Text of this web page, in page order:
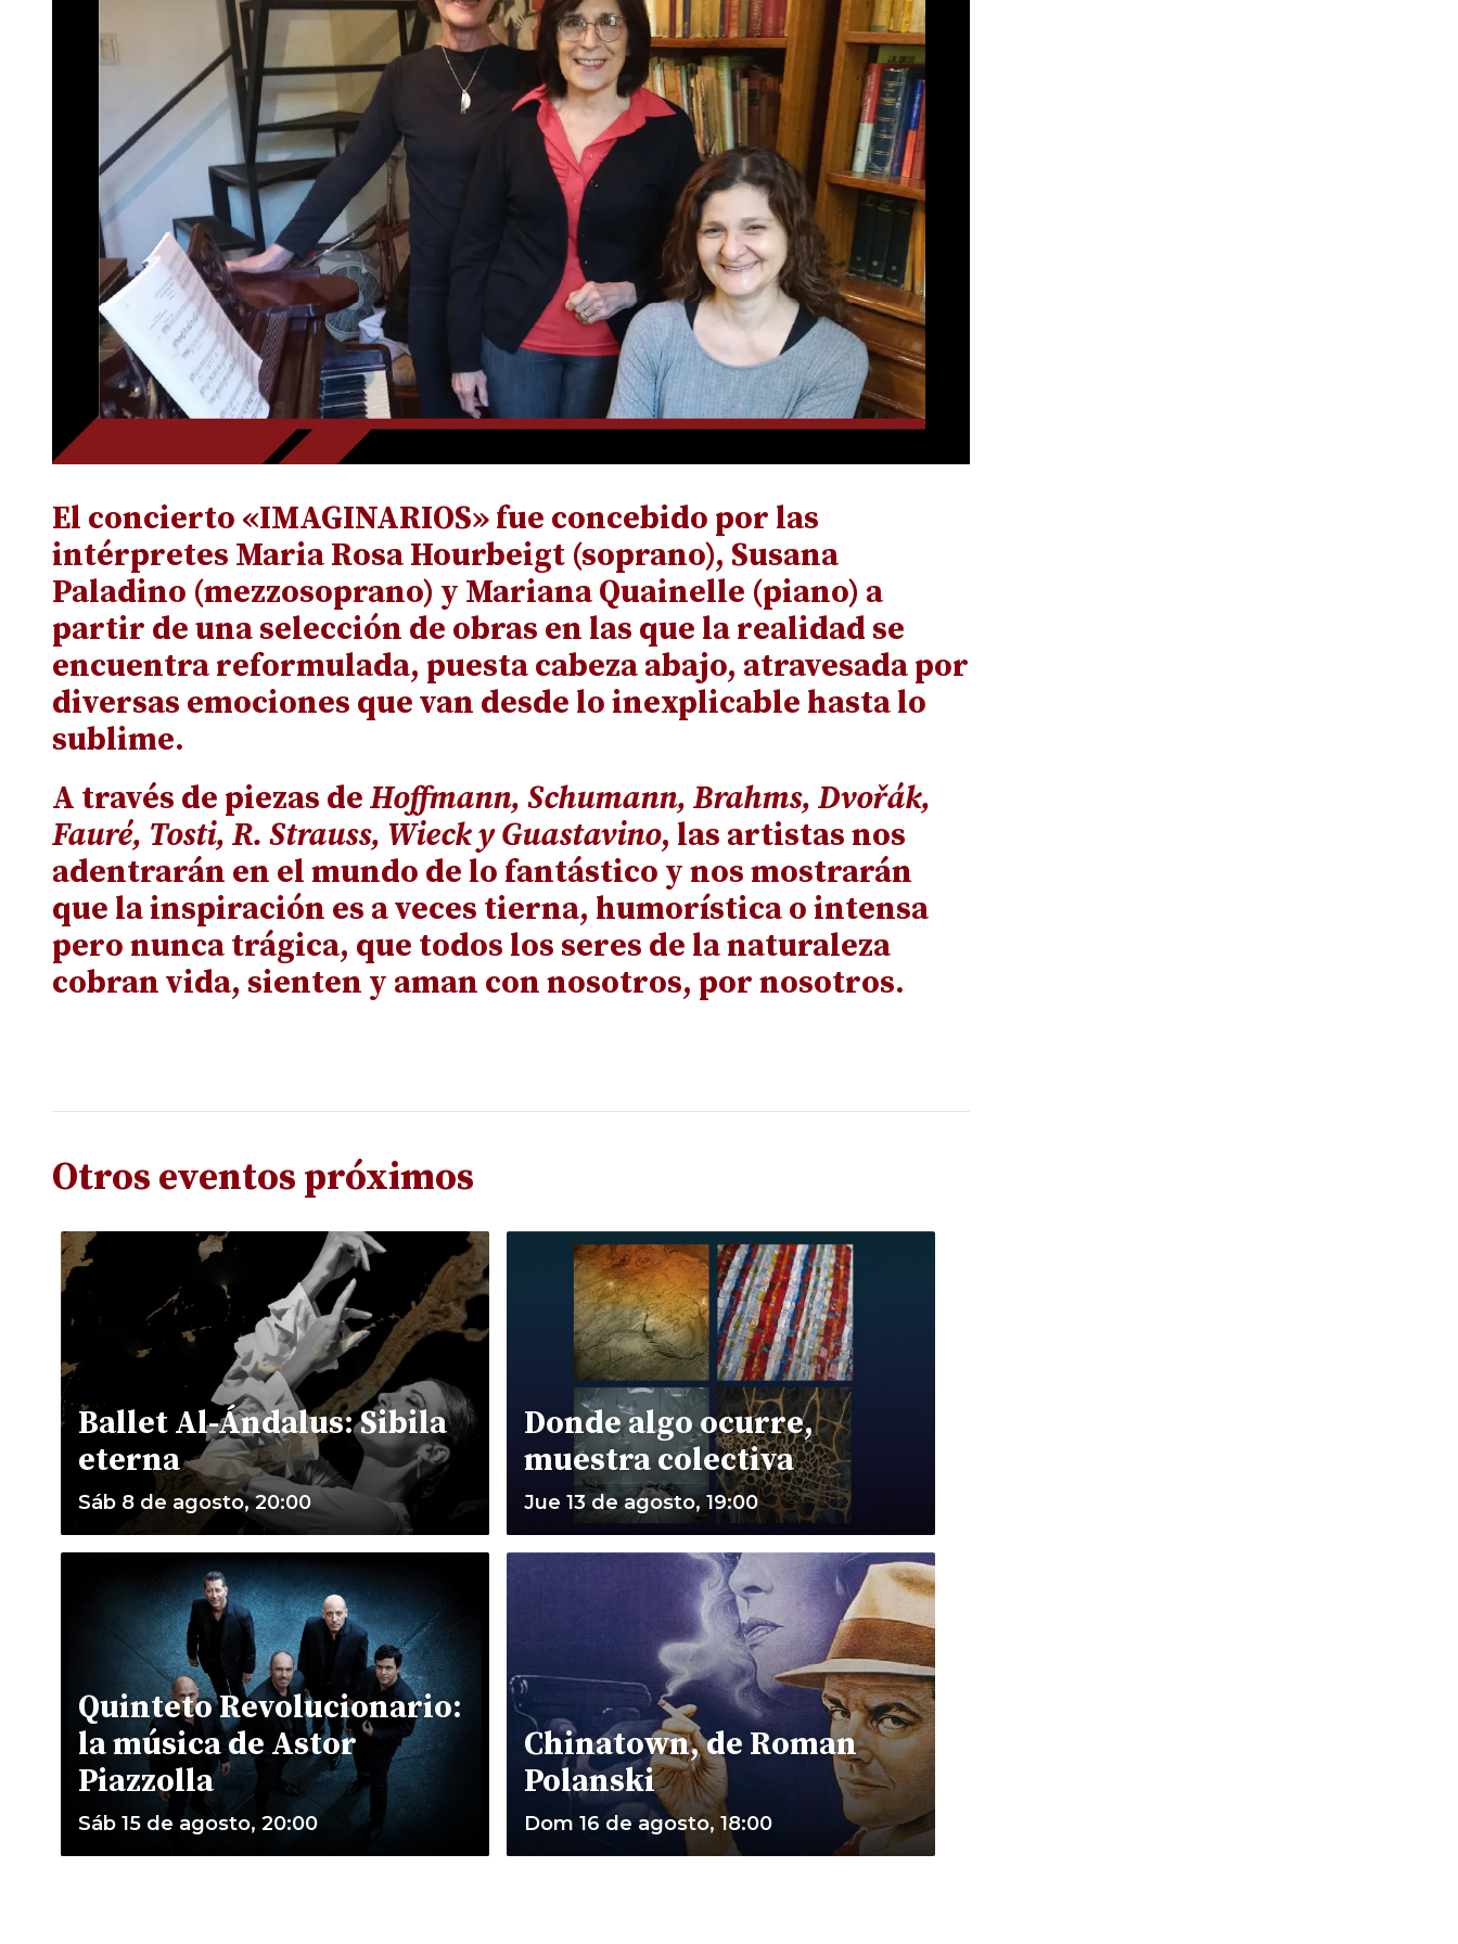
El concierto «IMAGINARIOS» fue concebido por las
intérpretes Maria Rosa Hourbeigt (soprano), Susana
Paladino (mezzosoprano) y Mariana Quainelle (piano) a
partir de una selección de obras en las que la realidad se
encuentra reformulada, puesta cabeza abajo, atravesada por
diversas emociones que van desde lo inexplicable hasta lo
sublime.
A través de piezas deHoffmann, Schumann, Brahms, Dvořák,
Fauré, Tosti, R. Strauss, Wieck y Guastavino, las artistas nos
adentrarán en el mundo de lo fantástico y nos mostrarán
que la inspiración es a veces tierna, humorística o intensa
pero nunca trágica, que todos los seres de la naturaleza
cobran vida, sienten y aman con nosotros, por nosotros.
Otros eventos próximos
Ballet Al-Ándalus: Sibila
eterna
Sáb 8 de agosto, 20:00
Donde algo ocurre,
muestra colectiva
Jue 13 de agosto, 19:00
Quinteto Revolucionario:
la música de Astor
Piazzolla
Sáb 15 de agosto, 20:00
Chinatown, de Roman
Polanski
Dom 16 de agosto, 18:00